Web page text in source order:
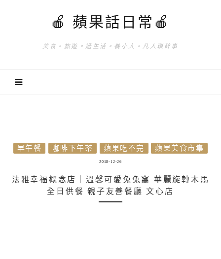
🍎 蘋果話日常🍎
美食。旅遊。過生活。養小人。凡人瑣碎事
早午餐 咖啡下午茶 蘋果吃不完 蘋果美食市集
2018-12-26
法雅幸福概念店｜溫馨可愛兔兔窩 華麗旋轉木馬
全日供餐 親子友善餐廳 文心店